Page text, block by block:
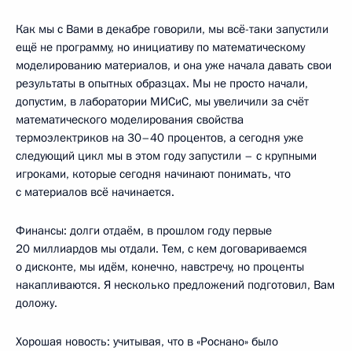
Как мы с Вами в декабре говорили, мы всё-таки запустили
ещё не программу, но инициативу по математическому
моделированию материалов, и она уже начала давать свои
результаты в опытных образцах. Мы не просто начали,
допустим, в лаборатории МИСиС, мы увеличили за счёт
математического моделирования свойства
термоэлектриков на 30–40 процентов, а сегодня уже
следующий цикл мы в этом году запустили – с крупными
игроками, которые сегодня начинают понимать, что
с материалов всё начинается.
Финансы: долги отдаём, в прошлом году первые
20 миллиардов мы отдали. Тем, с кем договариваемся
о дисконте, мы идём, конечно, навстречу, но проценты
накапливаются. Я несколько предложений подготовил, Вам
доложу.
Хорошая новость: учитывая, что в «Роснано» было